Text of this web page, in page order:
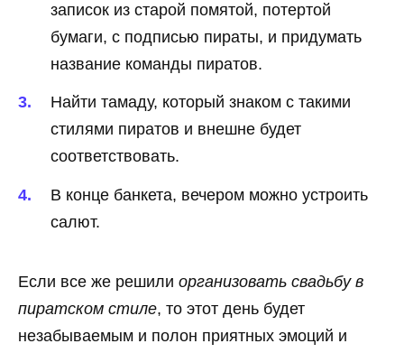
записок из старой помятой, потертой
бумаги, с подписью пираты, и придумать
название команды пиратов.
Найти тамаду, который знаком с такими
стилями пиратов и внешне будет
соответствовать.
В конце банкета, вечером можно устроить
салют.
Если все же решили организовать свадьбу в
пиратском стиле, то этот день будет
незабываемым и полон приятных эмоций и